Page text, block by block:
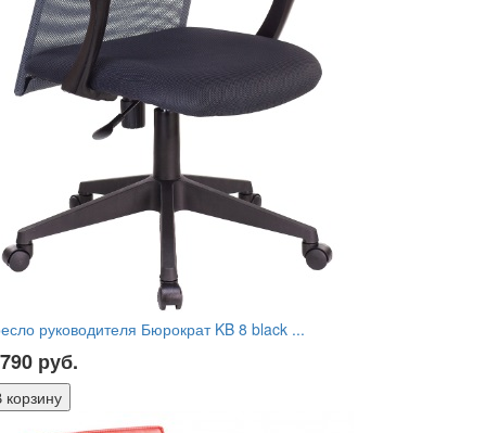
руководителя Бюрократ KB 8 black ...
руб.